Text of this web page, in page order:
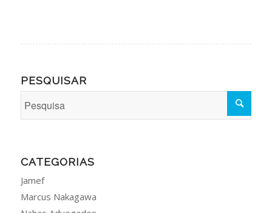
PESQUISAR
CATEGORIAS
Jamef
Marcus Nakagawa